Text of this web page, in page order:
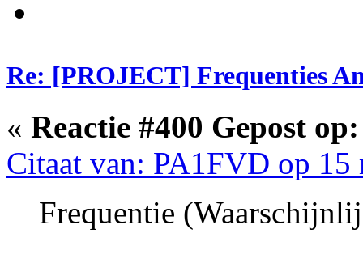
Re: [PROJECT] Frequenties
« Reactie #400 Gepost op:
Citaat van: PA1FVD op
Frequentie